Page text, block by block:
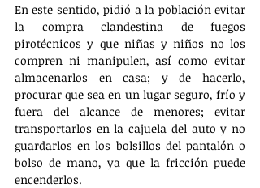
En este sentido, pidió a la población evitar
la compra clandestina de fuegos
pirotécnicos y que niñas y niños no los
compren ni manipulen, así como evitar
almacenarlos en casa; y de hacerlo,
procurar que sea en un lugar seguro, frío y
fuera del alcance de menores; evitar
transportarlos en la cajuela del auto y no
guardarlos en los bolsillos del pantalón o
bolso de mano, ya que la fricción puede
encenderlos.